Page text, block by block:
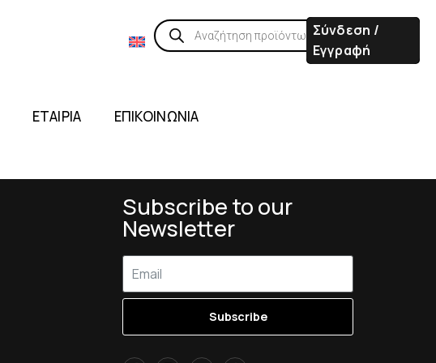
Σύνδεση /
Εγγραφή
ΕΤΑΙΡΙΑ ΕΠΙΚΟΙΝΩΝΙΑ
Subscribe to our
Newsletter
Subscribe